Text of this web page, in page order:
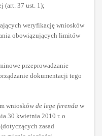
(art. 37 ust. 1);
weryfikację wniosków
obowiązujących limitów
przeprowadzanie
dokumentacji tego
wniosków de lege ferenda w
30 kwietnia 2010 r. o
zasad